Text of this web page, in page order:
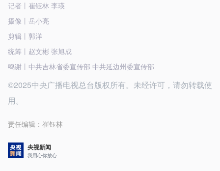
记者丨崔钰林 李瑛
摄像丨岳小亮
剪辑丨郭洋
统筹丨赵文彬 张旭成
鸣谢丨中共吉林省委宣传部 中共延边州委宣传部
©2025中央广播电视总台版权所有。未经许可，请勿转载使
用。
责任编辑： 崔钰林
央视新闻
我用心你放心